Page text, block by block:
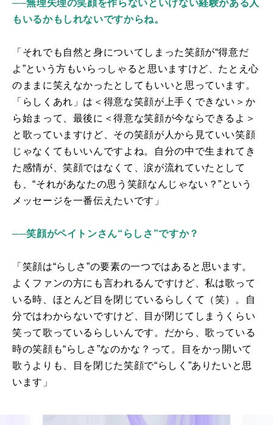
──無理矢理の笑顔を作らないといけない経験がある人
もいるかもしれないですからね。
「それでも自然と身についてしまった笑顔が“得意だ
よ”という方もいらっしゃると思いますけど、たとえ心
のままに笑えなかったとしてもいいと思っています。
「らしくあれ」は＜得意な笑顔が上手くできない＞か
ら始まって、最後に＜得意な笑顔が今ならできるよ＞
と歌っていますけど、その笑顔が人から見ていい笑顔
じゃなくてもいいんですよね。自分の中で生まれてき
た感情が、笑顔ではなくて、涙が流れていたとして
も、“それがあなたの思う笑顔なんじゃない？”という
メッセージを一番伝えたいです」
──笑顔がペイトンさん“らしさ”ですか？
「笑顔は“らしさ”の要素の一つではあると思います。
よくファンの方にも言われるんですけど、私は歌って
いる時、ほとんど目を閉じているらしくて（笑）。自
分ではわからないですけど、目が閉じてしまうくらい
笑って歌っているらしいんです。だから、歌っている
時の笑顔も“らしさ”なのかな？って。目をかっ開いて
歌うよりも、目を閉じた笑顔で“らしく”ありたいと思
います」